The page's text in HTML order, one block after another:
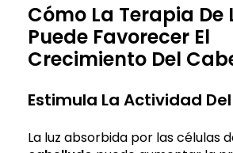
Cómo La Terapia De
Puede Favorecer El
Crecimiento Del
Estimula La Actividad
La luz absorbida por las células